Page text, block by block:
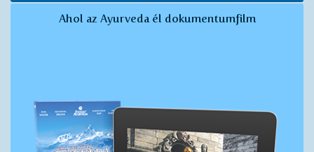
Ahol az Ayurveda él dokumentumfilm